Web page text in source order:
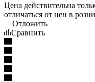
Цена действительна
отличаться от цен в
Отложить
Сравнить